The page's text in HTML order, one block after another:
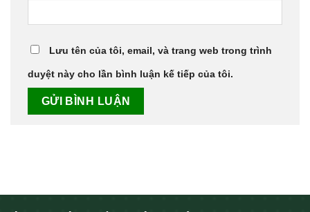
Lưu tên của tôi, email, và trang web trong trình
duyệt này cho lần bình luận kế tiếp của tôi.